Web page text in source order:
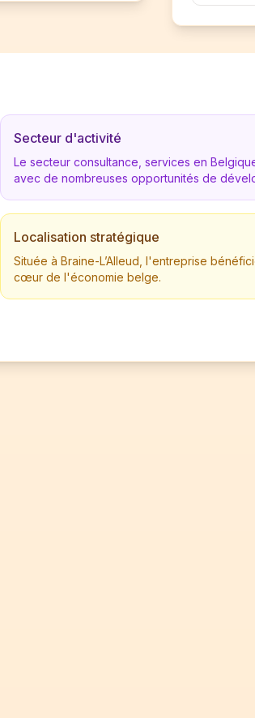
Secteur d'activité
Le secteur consultance, services en
avec de nombreuses opportunités de
Localisation stratégique
Située à Braine-L’Alleud, l'entreprise
cœur de l'économie belge.